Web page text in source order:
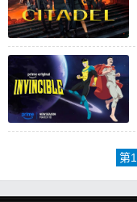
第1